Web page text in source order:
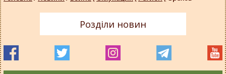
Розділи новин